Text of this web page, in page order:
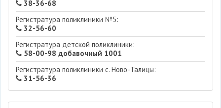
38-36-68
Регистратура поликлиники №5:
32-56-60
Регистратура детской поликлиники:
58-00-98 добавочный 1001
Регистратура поликлиники с. Ново-Талицы:
31-56-36